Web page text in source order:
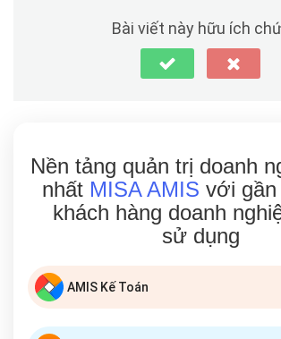
Bài viết này hữu ích
Nền tảng quản trị doanh
nhất MISA AMIS với gần
khách hàng doanh
sử dụng
AMIS Kế Toán